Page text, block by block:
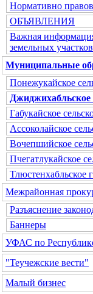
Нормативно
ОБЪЯВЛЕНИЯ
Важная
земельных
Муниципальные
Понежукайское
Джиджихабльское
Габукайское
Ассоколайское
Вочепшийское
Пчегатлукайское
Тлюстенхабльское
Межрайонная
Разъяснение
Баннеры
УФАС по
"Теучежские вести"
Малый бизнес